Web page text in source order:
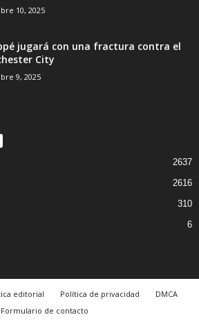
10, 2025
jugará con una fractura contra el
City
9, 2025
2637
2616
310
6
editorial Política de privacidad
DMCA
Formulario de contacto